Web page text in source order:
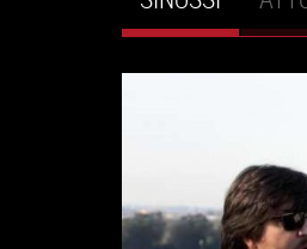
SchedeATTIVA)